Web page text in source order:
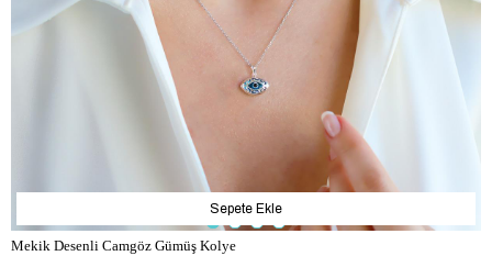
Mekik Desenli Camgöz Gümüş Kolye
Sepete Ekle